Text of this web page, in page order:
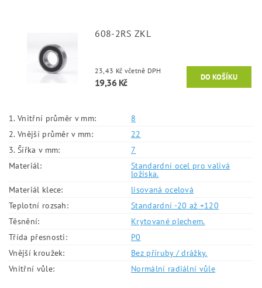
608-2RS ZKL
23,43 Kč včetně DPH
19,36 Kč
1. Vnitřní průměr v mm:
8
2. Vnější průměr v mm:
22
3. Šířka v mm:
7
Materiál:
Standardní ocel pro valivá
ložiska.
Materiál klece:
lisovaná ocelová
Teplotní rozsah:
Standardní -20 až +120
Těsnění:
Krytované plechem.
Třída přesnosti:
P0
Vnější kroužek:
Bez příruby / drážky.
Vnitřní vůle:
Normální radiální vůle